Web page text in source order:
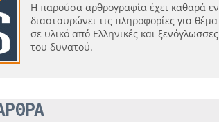
Η παρούσα αρθρογραφία έχει καθαρά
διασταυρώνει τις πληροφορίες για
σε υλικό από Ελληνικές και
του δυνατού.